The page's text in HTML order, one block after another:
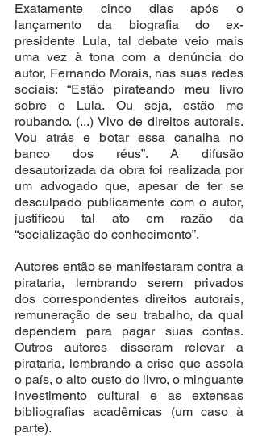
Exatamente cinco dias após o
lançamento da biografia do ex-
presidente Lula, tal debate veio mais
uma vez à tona com a denúncia do
autor, Fernando Morais, nas suas redes
sociais: “Estão pirateando meu livro
sobre o Lula. Ou seja, estão me
roubando. (...) Vivo de direitos autorais.
Vou atrás e botar essa canalha no
banco dos réus”. A difusão
desautorizada da obra foi realizada por
um advogado que, apesar de ter se
desculpado publicamente com o autor,
justificou tal ato em razão da
“socialização do conhecimento”.
Autores então se manifestaram contra a
pirataria, lembrando serem privados
dos correspondentes direitos autorais,
remuneração de seu trabalho, da qual
dependem para pagar suas contas.
Outros autores disseram relevar a
pirataria, lembrando a crise que assola
o país, o alto custo do livro, o minguante
investimento cultural e as extensas
bibliografias acadêmicas (um caso à
parte).